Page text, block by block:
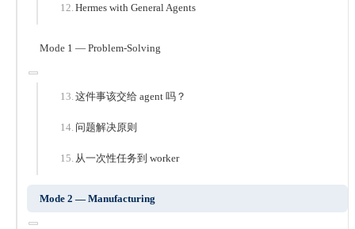
Hermes with General Agents
Mode 1 — Problem-Solving
这件事该交给 agent 吗？
问题解决原则
从一次性任务到 worker
Mode 2 — Manufacturing